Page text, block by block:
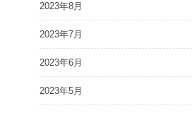
2023年8月
2023年7月
2023年6月
2023年5月